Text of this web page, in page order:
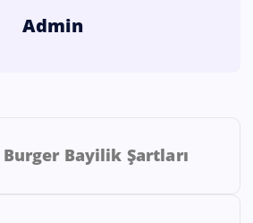
Admin
Bayilik Şartları